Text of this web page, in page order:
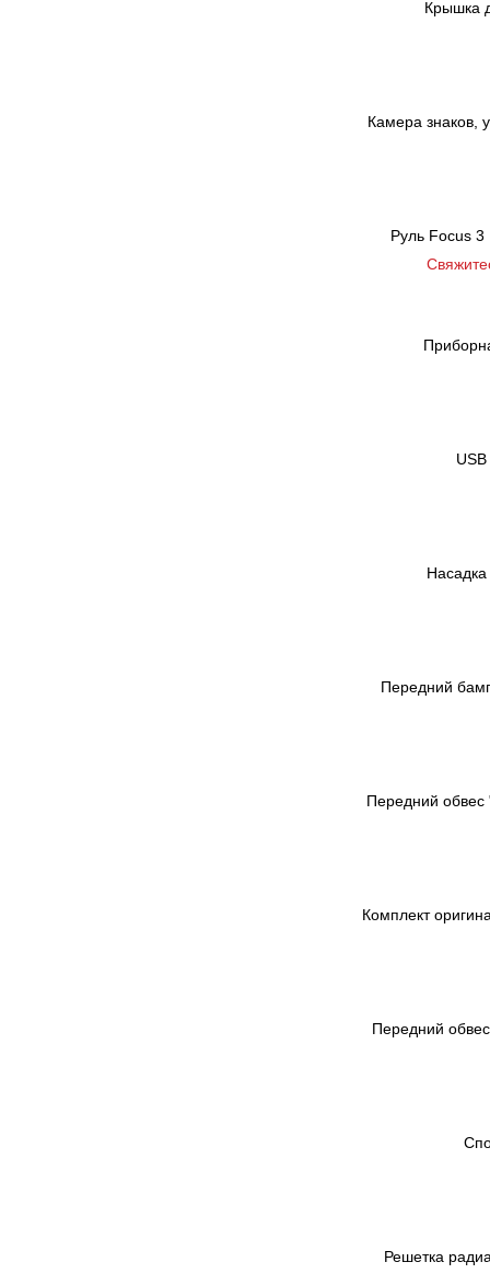
Крышка
Камера знаков,
Руль Focus 3
Передний
Передний обвес
Комплект
Передний
Решетка